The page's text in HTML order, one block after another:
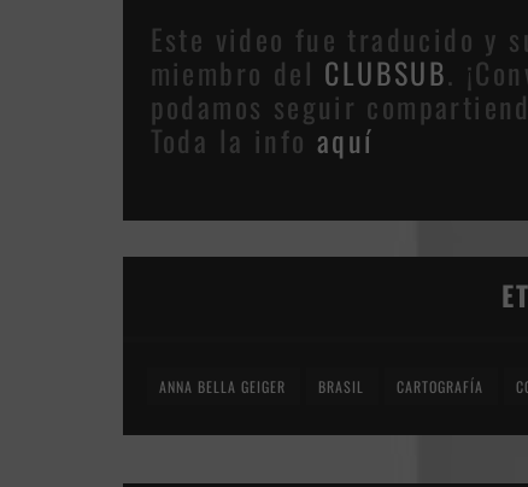
Este video fue traducido y
miembro del CLUBSUB.
podamos seguir
Toda la info aquí
ANNA BELLA GEIGER BRASIL CARTOGRAFÍA